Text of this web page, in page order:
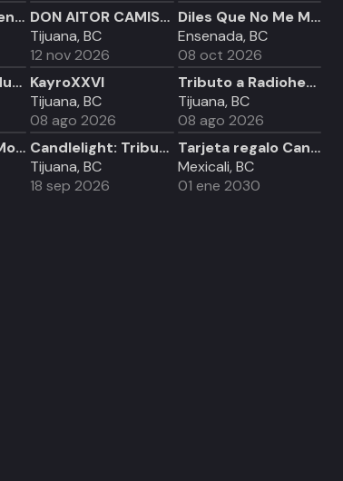
The Jury Experience Algoritmo Mortal
DON AITOR CAMISA DE CUADROS TOUR
Tijuana, BC
12 nov 2026
Diles Que No Me Maten
Ensenada, BC
08 oct 2026
Cerati no está Muerto Fest en Tijuana KayroXXVI
Tijuana, BC
08 ago 2026
Tributo a Radiohead & Oasis en República Malta
Tijuana, BC
08 ago 2026
Pasarela InnovaModa 14ª Edición: Concurso de Diseñadores
Candlelight: Tributo a Michael Jackson
Tijuana, BC
18 sep 2026
Tarjeta regalo Candlelight - Mexicali
Mexicali, BC
01 ene 2030